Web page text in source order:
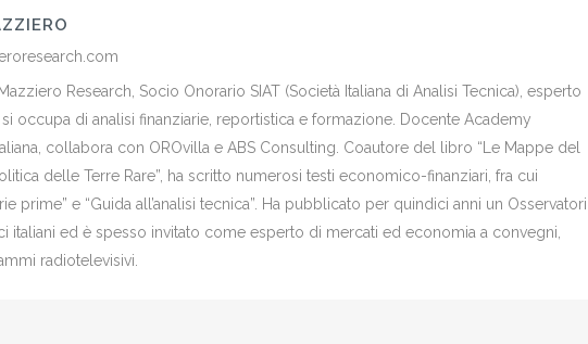
Research, Socio Onorario SIAT (Società Italiana di Analisi Tecnica), esperto
occupa di analisi finanziarie, reportistica e formazione. Docente Academy
collabora con OROvilla e ABS Consulting. Coautore del libro “Le Mappe del
delle Terre Rare”, ha scritto numerosi testi economico-finanziari, fra cui
prime” e “Guida all’analisi tecnica”. Ha pubblicato per quindici anni un
italiani ed è spesso invitato come esperto di mercati ed economia a convegni,
radiotelevisivi.